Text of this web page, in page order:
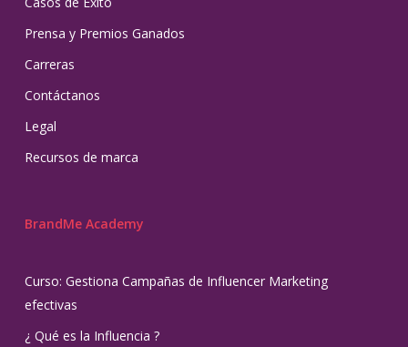
Prensa y Premios Ganados
Carreras
Contáctanos
Legal
Recursos de marca
BrandMe Academy
Curso: Gestiona Campañas de Influencer Marketing
efectivas
¿ Qué es la Influencia ?